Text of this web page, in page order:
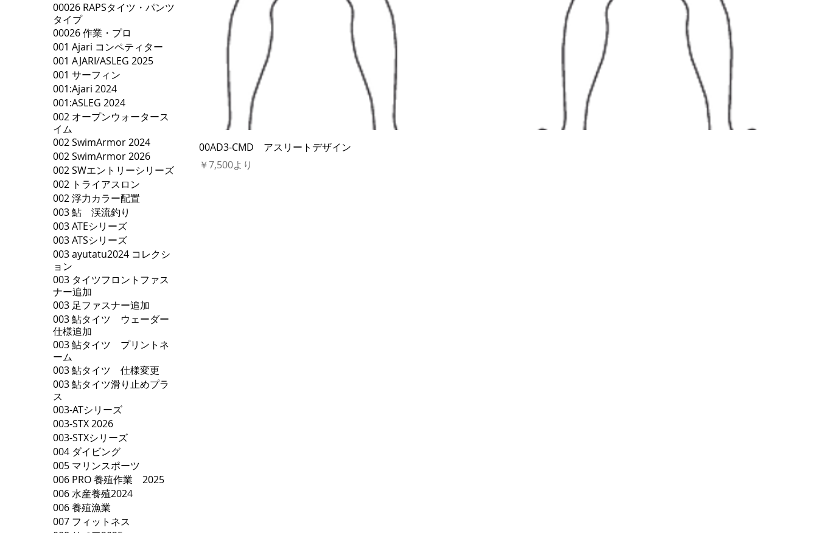
00026 RAPSタイツ・パンツ
タイプ
00026 作業・プロ
001 Ajari コンペティター
001 AJARI/ASLEG 2025
001 サーフィン
001:Ajari 2024
001:ASLEG 2024
002 オープンウォータース
イム
002 SwimArmor 2024
002 SwimArmor 2026
002 SWエントリーシリーズ
002 トライアスロン
002 浮力カラー配置
003 鮎 渓流釣り
003 ATEシリーズ
003 ATSシリーズ
003 ayutatu2024 コレクシ
ョン
003 タイツフロントファス
ナー追加
003 足ファスナー追加
003 鮎タイツ ウェーダー
仕様追加
003 鮎タイツ プリントネ
ーム
003 鮎タイツ 仕様変更
003 鮎タイツ滑り止めプラ
ス
003-ATシリーズ
003-STX 2026
003-STXシリーズ
004 ダイビング
005 マリンスポーツ
006 PRO 養殖作業 2025
006 水産養殖2024
006 養殖漁業
007 フィットネス
00AD3-CMD アスリートデザイン
￥7,500より
セール価格